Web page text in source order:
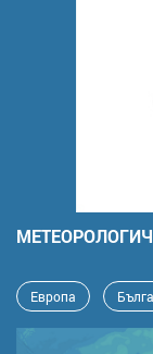
Европа